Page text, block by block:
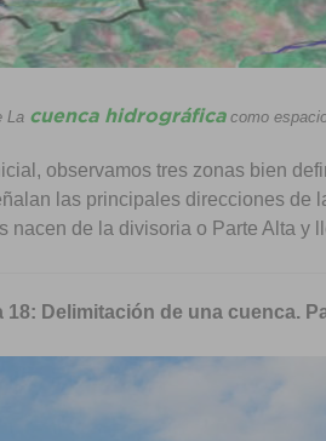
La cuenca hidrográficacomo
observamos tres zonas bien
las principales direcciones de
nacen de la divisoria o Parte Alta y
18: Delimitación de una cuenca.